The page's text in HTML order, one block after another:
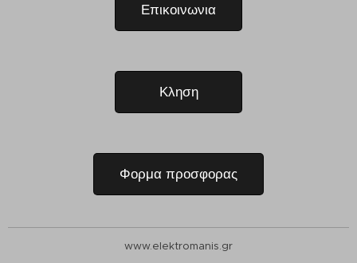
Επικοινωνια
Κληση
Φορμα προσφορας
www.elektromanis.gr